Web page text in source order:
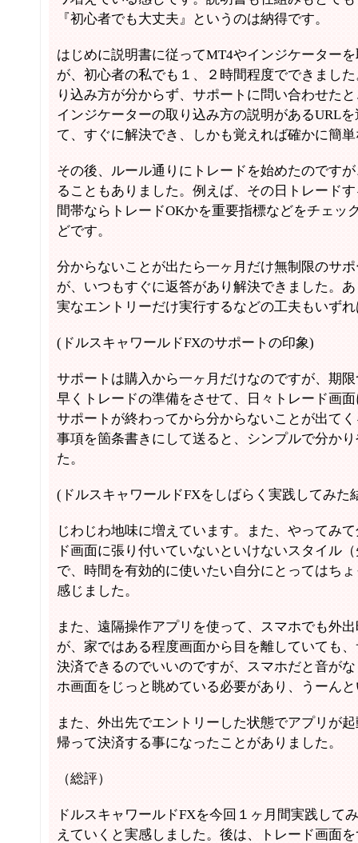
『初心者でも大丈夫』というのは納得です。
はじめに説明書に従ってMT4やインジケーター
が、初心者の私でも１、２時間程度でできまし
り込み方が分からず、サポートに問い合わせた
インジケーターの取り込み方の説明があるURL
て、すぐに解決でき、しかも覚えれば確かに簡
その後、ルール通りにトレードを始めたのです
ることもありました。例えば、その日トレード
間帯ならトレードOKかを重要指標などをチェッ
どです。
分からないことが出たら一ヶ月だけ無制限のサ
が、いつもすぐに返答があり解決できました。
実なエントリーだけ実行するなどの工夫もいず
(ドルスキャワールドFXのサポートの印象)
サポートは購入から一ヶ月だけなのですが、期
早くトレードの準備をさせて、日々トレード画
サポートが終わってから分からないことが出て
事項を箇条書きにして送ると、シンプルで分か
た。
(ドルスキャワールドFXをしばらく実践してみた
じわじわ地味に増えています。また、やってみ
ド画面に張り付いていないといけないスタイル
で、時間を有効的に使いたい自分にとってはち
感じました。
また、遠隔操作アプリを使って、スマホでも外
が、家ではある程度画面から目を離していても
決済できるのでいいのですが、スマホだと音が
ホ画面をじっと眺めている必要があり、うーん
また、外出先でエントリーした状態でアプリが
帰って決済する事になったことがありました。
（総評）
ドルスキャワールドFXを今回１ヶ月間実践して
えていくと実感しました。後は、トレード画面